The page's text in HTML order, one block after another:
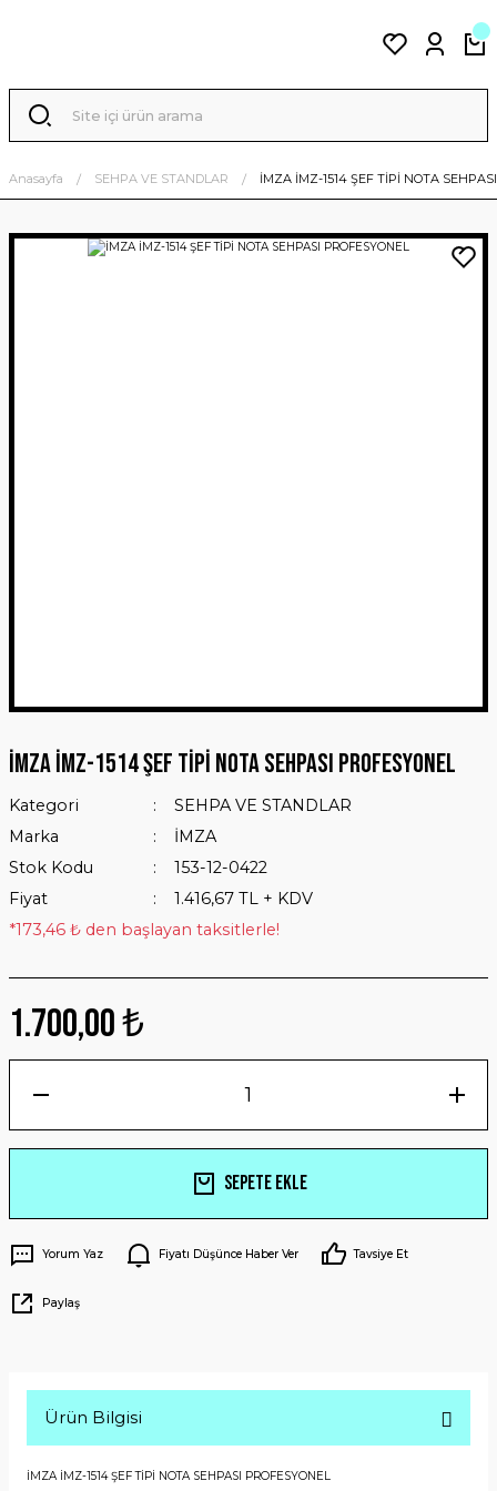
Anasayfa SEHPA VE STANDLAR İMZA İMZ-1514 ŞEF TİPİ NOTA
İMZA İMZ-1514 ŞEF TİPİ NOTA SEHPASI PROFESYONEL
Kategori
SEHPA VE STANDLAR
Marka
İMZA
Stok Kodu
153-12-0422
Fiyat
1.416,67 TL + KDV
*173,46 ₺ den başlayan taksitlerle!
1.700,00 ₺
Sepete Ekle
Yorum Yaz Fiyatı Düşünce Haber Ver Tavsiye Et
Paylaş
Ürün Bilgisi
İMZA İMZ-1514 ŞEF TİPİ NOTA SEHPASI PROFESYONEL